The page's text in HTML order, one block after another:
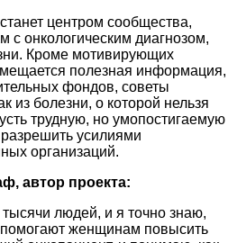
центром сообщества,
онкологическим диагнозом,
Кроме мотивирующих
полезная информация,
фондов, советы
из болезни, о которой нельзя
трудную, но умопостигаемую
усилиями
организаций.
автор проекта:
людей, и я точно знаю,
женщинам повысить